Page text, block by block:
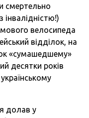
смертельно
інвалідністю!)
велосипеда
відділок, на
«сумашедшему»
десятки років
долав у